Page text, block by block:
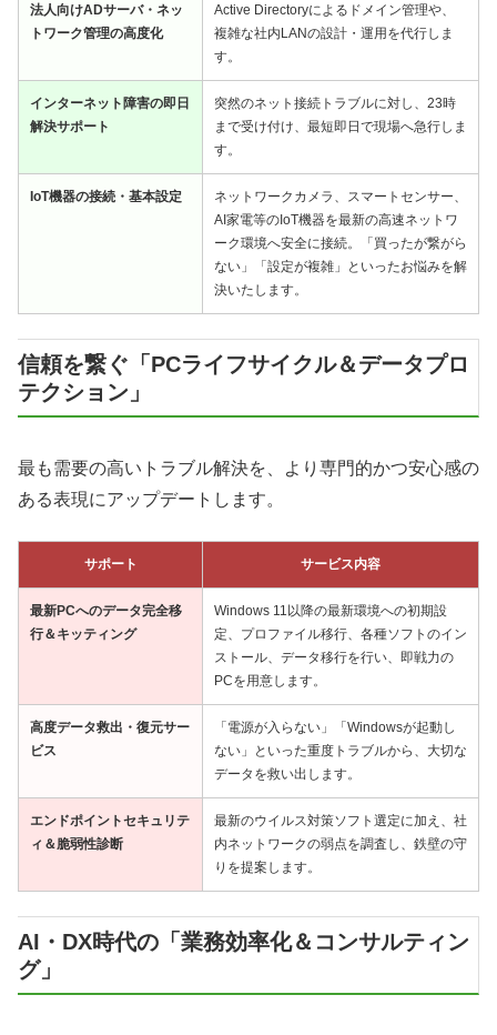
法人向けADサーバ・ネッ
トワーク管理の高度化
Active Directoryによるドメイン管理や、
複雑な社内LANの設計・運用を代行しま
す。
インターネット障害の即日
解決サポート
突然のネット接続トラブルに対し、23時
まで受け付け、最短即日で現場へ急行しま
す。
IoT機器の接続・基本設定
ネットワークカメラ、スマートセンサー、
AI家電等のIoT機器を最新の高速ネットワ
ーク環境へ安全に接続。「買ったが繋がら
ない」「設定が複雑」といったお悩みを解
決いたします。
信頼を繋ぐ「PCライフサイクル＆データプロ
テクション」
最も需要の高いトラブル解決を、より専門的かつ安心感の
ある表現にアップデートします。
サポート サービス内容
最新PCへのデータ完全移
行＆キッティング
Windows 11以降の最新環境への初期設
定、プロファイル移行、各種ソフトのイン
ストール、データ移行を行い、即戦力の
PCを用意します。
高度データ救出・復元サー
ビス
「電源が入らない」「Windowsが起動し
ない」といった重度トラブルから、大切な
データを救い出します。
エンドポイントセキュリテ
ィ＆脆弱性診断
最新のウイルス対策ソフト選定に加え、社
内ネットワークの弱点を調査し、鉄壁の守
りを提案します。
AI・DX時代の「業務効率化＆コンサルティン
グ」